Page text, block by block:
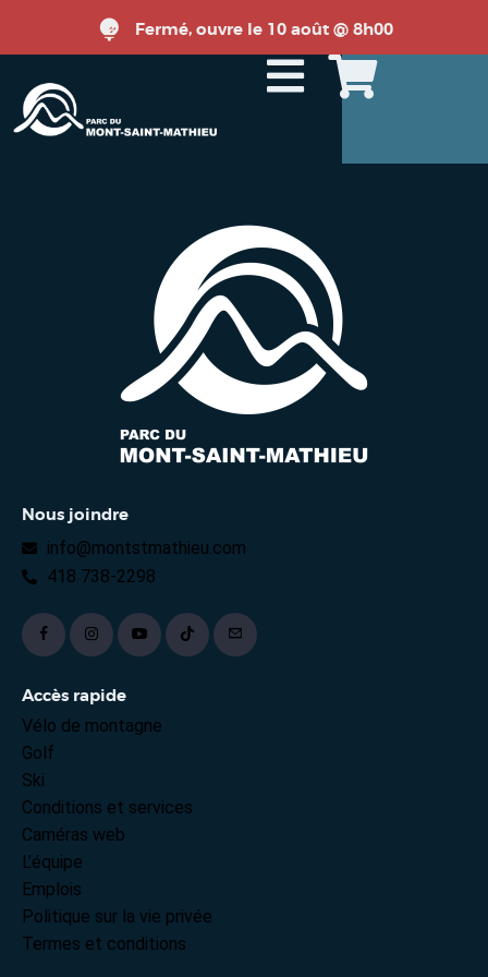
Fermé, ouvre le 10 août @ 8h00
Nous joindre
info@montstmathieu.com
418 738-2298
Accès rapide
Vélo de montagne
Golf
Ski
Conditions et services
Caméras web
L’équipe
Emplois
Politique sur la vie privée
Termes et conditions